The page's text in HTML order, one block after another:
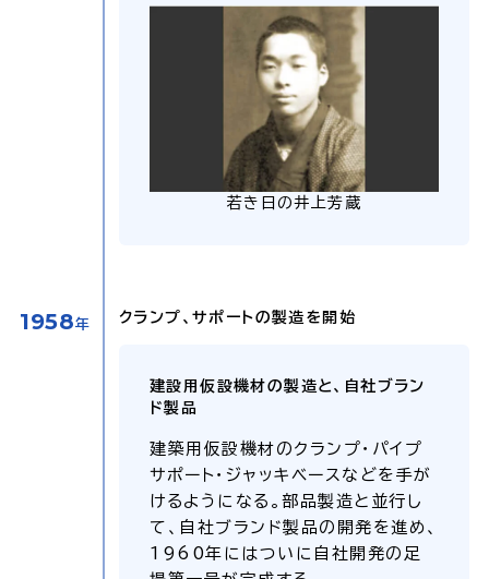
若き日の井上芳蔵
1958年 クランプ、サポートの製造を開始
建設用仮設機材の製造と、自社ブラン
ド製品
建築用仮設機材のクランプ・パイプ
サポート・ジャッキベースなどを手が
けるようになる。部品製造と並行し
て、自社ブランド製品の開発を進め、
1960年にはついに自社開発の足